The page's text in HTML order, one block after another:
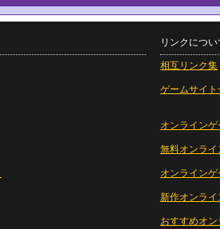
リンクについ
相互リンク集
ゲームサイト
オンラインゲ
無料オンライ
オンライン
新作オンライ
おすすめオ